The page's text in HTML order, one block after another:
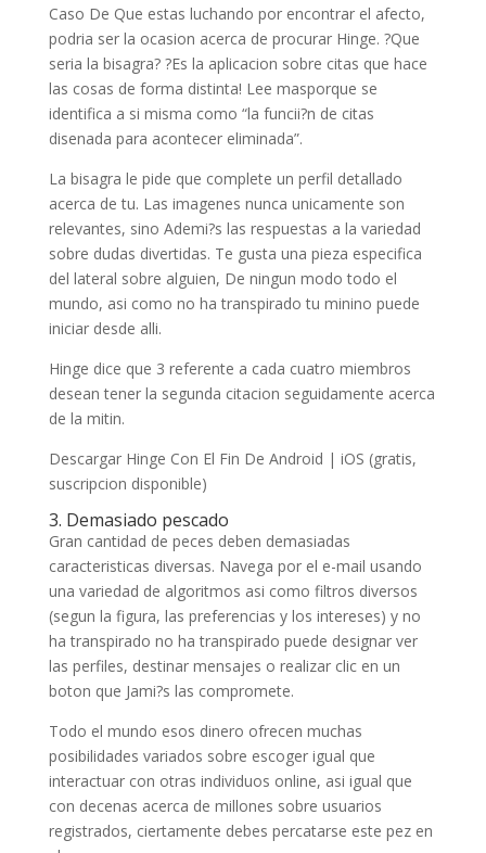
Caso De Que estas luchando por encontrar el afecto,
podria ser la ocasion acerca de procurar Hinge. ?Que
seri­a la bisagra? ?Es la aplicacion sobre citas que hace
las cosas de forma distinta! Lee masporque se
identifica a si misma como “la funcii?n de citas
disenada para acontecer eliminada”.
La bisagra le pide que complete un perfil detallado
acerca de tu. Las imagenes nunca unicamente son
relevantes, sino Ademi?s las respuestas a la variedad
sobre dudas divertidas. Te gusta una pieza especifica
del lateral sobre alguien, De ningun modo todo el
mundo, asi­ como no ha transpirado tu minino puede
iniciar desde alli.
Hinge dice que 3 referente a cada cuatro miembros
desean tener la segunda citacion seguidamente acerca
de la mitin.
Descargar Hinge Con El Fin De Android | iOS (gratis,
suscripcion disponible)
3. Demasiado pescado
Gran cantidad de peces deben demasiadas
caracteristicas diversas. Navega por el e-mail usando
una variedad de algoritmos asi­ como filtros diversos
(segun la figura, las preferencias y los intereses) y no
ha transpirado no ha transpirado puede designar ver
las perfiles, destinar mensajes o realizar clic en un
boton que Jami?s las compromete.
Todo el mundo esos dinero ofrecen muchas
posibilidades variados sobre escoger igual que
interactuar con otras individuos online, asi­ igual que
con decenas acerca de millones sobre usuarios
registrados, ciertamente debes percatarse este pez en